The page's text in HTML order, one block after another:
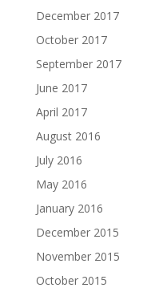
December 2017
October 2017
September 2017
June 2017
April 2017
August 2016
July 2016
May 2016
January 2016
December 2015
November 2015
October 2015